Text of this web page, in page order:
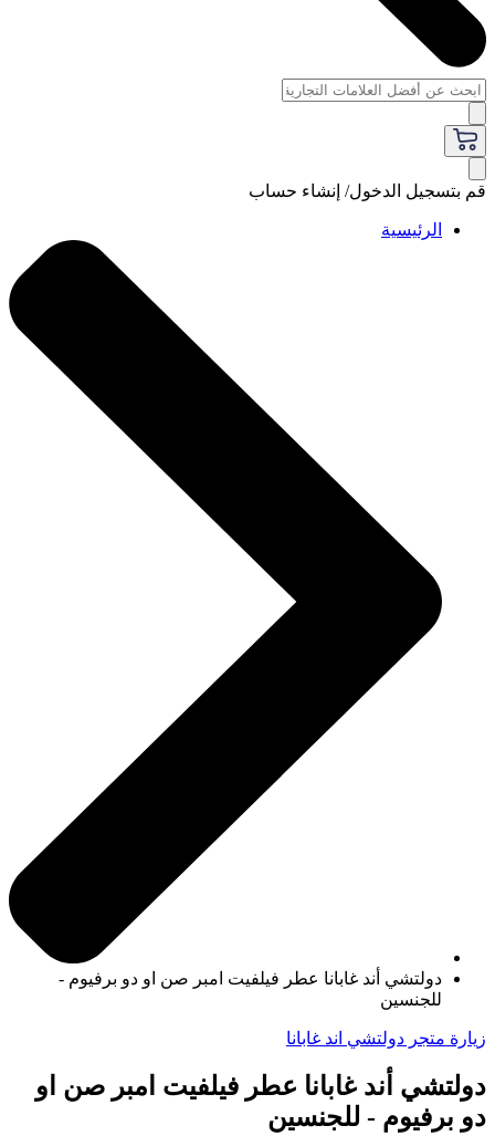
قم بتسجيل الدخول/ إنشاء حساب
الرئيسية
دولتشي أند غابانا عطر فيلفيت امبر صن او دو برفيوم -
للجنسين
زيارة متجر دولتشي اند غابانا
دولتشي أند غابانا عطر فيلفيت امبر صن او
دو برفيوم - للجنسين